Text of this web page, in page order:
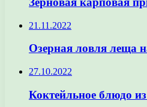
21.11.2022
Озерная ловля леща
27.10.2022
Коктейльное блюдо